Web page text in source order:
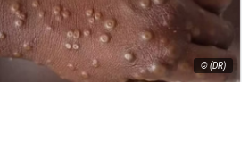
© (DR)